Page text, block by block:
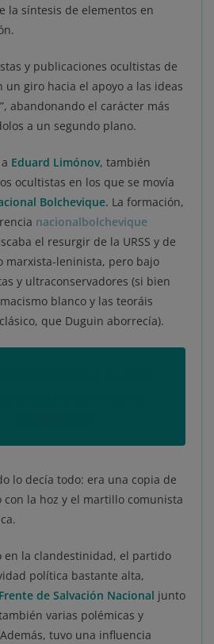
la síntesis de elementos en
y publicaciones ocultistas de
giro hacia el apoyo a las ideas
abandonando el carácter más
a un segundo plano.
Eduard Limónov, también
ocultistas en los que se movía
Bolchevique. La formación,
nacionalbolchevique
el resurgir de la URSS y de
marxista-leninista, pero bajo
y ultraconservadores (si bien
blanco y las teoráis
que Duguin aborrecía).
lo decía todo: era una copia de
la hoz y el martillo comunista
en la clandestinidad, el partido
política bastante alta,
Frente de Salvación Nacional junto
varias polémicas y
tuvo una influencia